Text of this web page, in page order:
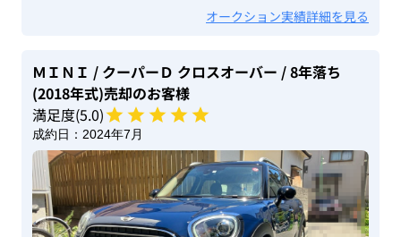
オークション実績詳細を見る
ＭＩＮＩ / クーパーＤ クロスオーバー / 8年落ち
(2018年式)売却のお客様
満足度(5.0)
成約日： 2024年7月